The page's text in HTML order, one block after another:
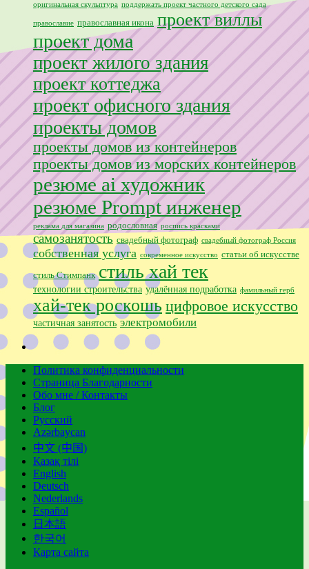
оригинальная скульптура поддержать проект частного детского сада
православие православная икона проект виллы
проект дома
проект жилого здания
проект коттеджа
проект офисного здания
проекты домов
проекты домов из контейнеров
проекты домов из морских контейнеров
резюме ai художник
резюме Prompt инженер
реклама для магазина родословная роспись красками
самозанятость свадебный фотограф свадебный фотограф Россия
собственная услуга современное искусство статьи об искусстве
стиль Стимпанк стиль хай тек
технологии строительства удалённая подработка фамильный герб
хай-тек роскошь цифровое искусство
частичная занятость электромобили
Политика конфиденциальности
Страница Благодарности
Обо мне / Контакты
Блог
Русский
Azərbaycan
中文 (中国)
Қазақ тілі
English
Deutsch
Nederlands
Español
日本語
한국어
Карта сайта